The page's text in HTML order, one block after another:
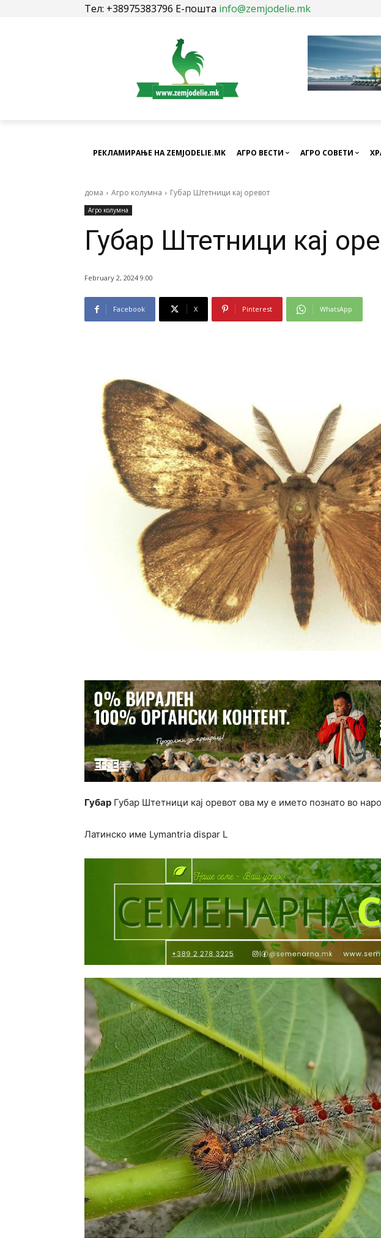
Тел: +38975383796 Е-пошта info@zemjodelie.mk
РЕКЛАМИРАЊЕ НА ZEMJODELIE.MK АГРО ВЕСТИ АГРО СОВЕТИ
дома Агро колумна Губар Штетници кај оревот
Агро колумна
Губар Штетници кај
February 2, 2024 9:00
Facebook X Pinterest WhatsApp
Губар Губар Штетници кај оревот ова му е името познато во
Латинско име Lymantria dispar L